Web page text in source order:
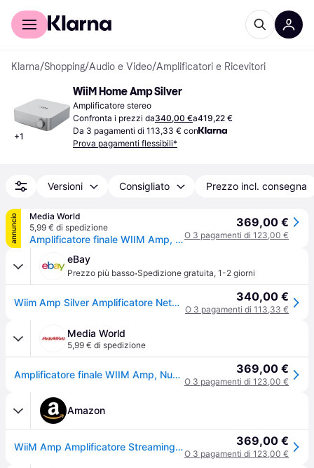
Per il tuo shopping
Klarna/Shopping/Audio e Video/Amplificatori e Ricevitori
+1
WiiM Home Amp Silver
Amplificatore stereo
Confronta i prezzi da340,00 €a419,22 €
Da 3 pagamenti di 113,33 € con
Prova pagamenti flessibili*
Versioni Consigliato Prezzo incl. consegna
annuncio
Media World
5,99 € di spedizione
Amplificatore finale WIIM Amp, Numero di canali 2, Potenza max 60 W, Bluetooth, Silver
369,00 €
O 3 pagamenti di 123,00 €
eBay
Prezzo più basso·Spedizione gratuita, 1-2 giorni
Wiim Amp Silver Amplificatore Network Audio Streamer Nuovo Garanzia Ufficiale 340,00 €
O 3 pagamenti di 113,33 €
Media World
5,99 € di spedizione
Amplificatore finale WIIM Amp, Numero di canali 2, Potenza max 60 W, Bluetooth, Silver 369,00 €
O 3 pagamenti di 123,00 €
Amazon
WiiM Amp Amplificatore Streaming Per Altoparlanti Passivi, HDMI ARC Argento 369,00 €
O 3 pagamenti di 123,00 €